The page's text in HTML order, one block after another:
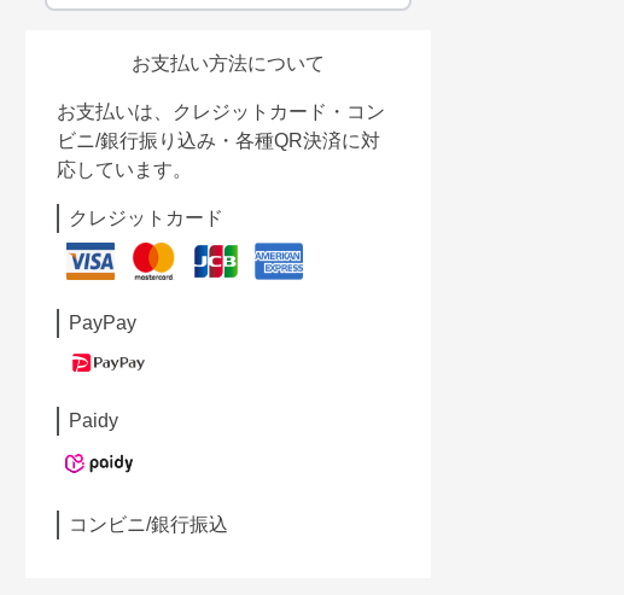
お支払い方法について
お支払いは、クレジットカード・コン
ビニ/銀行振り込み・各種QR決済に対
応しています。
クレジットカード
PayPay
Paidy
コンビニ/銀行振込